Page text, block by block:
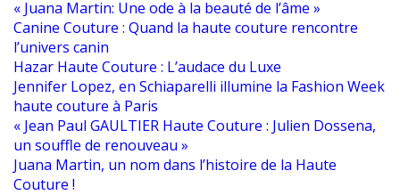
« Juana Martin: Une ode à la beauté de l’âme »
Canine Couture : Quand la haute couture rencontre
l’univers canin
Hazar Haute Couture : L’audace du Luxe
Jennifer Lopez, en Schiaparelli illumine la Fashion Week
haute couture à Paris
« Jean Paul GAULTIER Haute Couture : Julien Dossena,
un souffle de renouveau »
Juana Martin, un nom dans l’histoire de la Haute
Couture !